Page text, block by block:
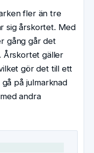
fler än tre
sig årskortet. Med
gång går det
Årskortet gäller
gör det till ett
på julmarknad
andra